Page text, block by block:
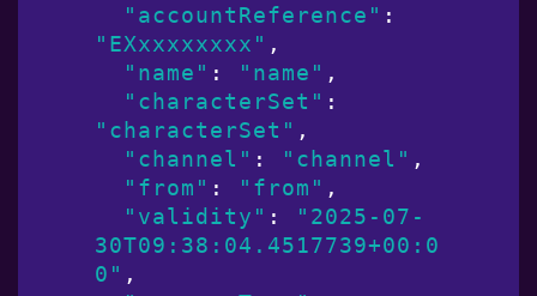
"accountReference"
"EXxxxxxxxx" ,
"name" : "name" ,
"characterSet"
"characterSet" ,
"channel" : "channel" ,
"from" : "from" ,
"validity" :
"2025-07-
30T09:38:04.4517739+00:0
0" ,